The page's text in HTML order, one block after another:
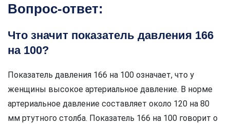
Вопрос-ответ:
Что значит показатель давления 166
на 100?
Показатель давления 166 на 100 означает, что у
женщины высокое артериальное давление. В норме
артериальное давление составляет около 120 на 80
мм ртутного столба. Показатель 166 на 100 говорит о